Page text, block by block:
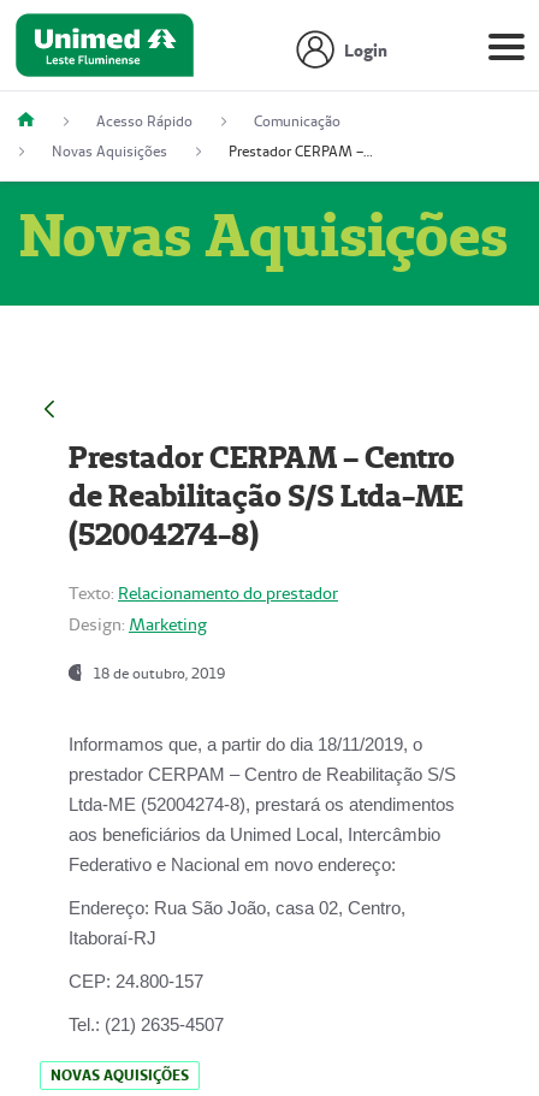
Login
Acesso Rápido
Comunicação
Novas Aquisições
Prestador CERPAM – Centro de Reabilitação S/S Ltda-ME (52004274-8)
Novas Aquisições
Prestador CERPAM – Centro
de Reabilitação S/S Ltda-ME
(52004274-8)
Texto: Relacionamento do prestador
Design: Marketing
18 de outubro, 2019
Informamos que, a partir do dia 18/11/2019, o
prestador CERPAM – Centro de Reabilitação S/S
Ltda-ME (52004274-8), prestará os atendimentos
aos beneficiários da Unimed Local, Intercâmbio
Federativo e Nacional em novo endereço:
Endereço: Rua São João, casa 02, Centro,
Itaboraí-RJ
CEP: 24.800-157
Tel.: (21) 2635-4507
NOVAS AQUISIÇÕES